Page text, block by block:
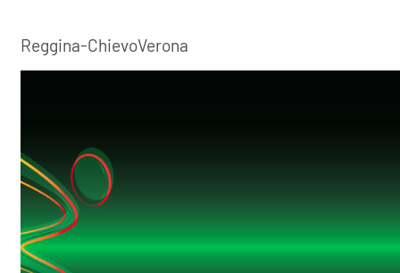
Reggina-ChievoVerona